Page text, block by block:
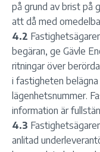
på grund av brist på
att då med
4.2
begäran, ge Gävle
ritningar över
i fastigheten
lägenhetsnummer.
information är
4.3
anlitad